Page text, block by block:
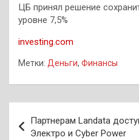
ЦБ принял решение
уровне 7,5%
investing.com
Метки: Деньги, Финансы
по
Партнерам Landata
Электро и Cyber Power